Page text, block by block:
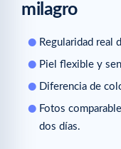
milagro
Regularidad real
Piel flexible y
Diferencia de
Fotos
dos días.